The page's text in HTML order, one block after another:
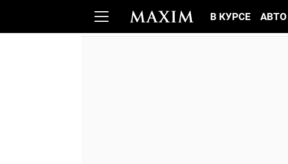
В КУРСЕ АВТО